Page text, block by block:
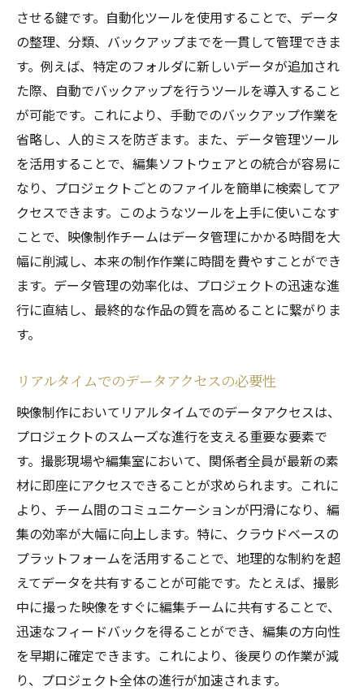
させる鍵です。自動化ツールを使用することで、データ
の整理、分類、バックアップまでを一貫して管理できま
す。例えば、特定のフォルダに新しいデータが追加され
た際、自動でバックアップを行うツールを導入すること
が可能です。これにより、手動でのバックアップ作業を
省略し、人的ミスを防ぎます。また、データ管理ツール
を活用することで、編集ソフトウェアとの統合が容易に
なり、プロジェクトごとのファイルを簡単に検索してア
クセスできます。このようなツールを上手に使いこなす
ことで、映像制作チームはデータ管理にかかる時間を大
幅に削減し、本来の制作作業に時間を費やすことができ
ます。データ管理の効率化は、プロジェクトの迅速な進
行に直結し、最終的な作品の質を高めることに繋がりま
す。
リアルタイムでのデータアクセスの必要性
映像制作においてリアルタイムでのデータアクセスは、
プロジェクトのスムーズな進行を支える重要な要素で
す。撮影現場や編集室において、関係者全員が最新の素
材に即座にアクセスできることが求められます。これに
より、チーム間のコミュニケーションが円滑になり、編
集の効率が大幅に向上します。特に、クラウドベースの
プラットフォームを活用することで、地理的な制約を超
えてデータを共有することが可能です。たとえば、撮影
中に撮った映像をすぐに編集チームに共有することで、
迅速なフィードバックを得ることができ、編集の方向性
を早期に確定できます。これにより、後戻りの作業が減
り、プロジェクト全体の進行が加速されます。